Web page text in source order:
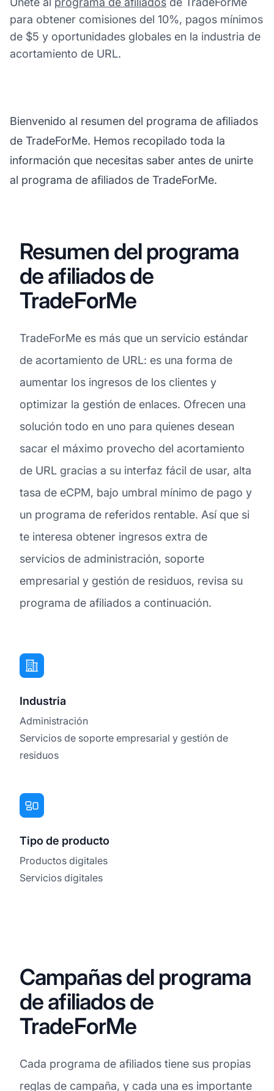
para obtener comisiones del 10%, pagos mínimos
de $5 y oportunidades globales en la industria de
acortamiento de URL.
Bienvenido al resumen del programa de afiliados
de TradeForMe. Hemos recopilado toda la
información que necesitas saber antes de unirte
al programa de afiliados de TradeForMe.
Resumen del programa
de afiliados de
TradeForMe
TradeForMe es más que un servicio estándar
de acortamiento de URL: es una forma de
aumentar los ingresos de los clientes y
optimizar la gestión de enlaces. Ofrecen una
solución todo en uno para quienes desean
sacar el máximo provecho del acortamiento
de URL gracias a su interfaz fácil de usar, alta
tasa de eCPM, bajo umbral mínimo de pago y
un programa de referidos rentable. Así que si
te interesa obtener ingresos extra de
servicios de administración, soporte
empresarial y gestión de residuos, revisa su
programa de afiliados a continuación.
Industria
Administración
Servicios de soporte empresarial y gestión de
residuos
Tipo de producto
Productos digitales
Servicios digitales
Campañas del programa
de afiliados de
TradeForMe
Cada programa de afiliados tiene sus propias
reglas de campaña, y cada una es importante